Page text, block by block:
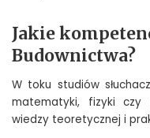
Jakie
Budownictwa?
W toku studiów
matematyki, fizyki czy
wiedzy teoretycznej i